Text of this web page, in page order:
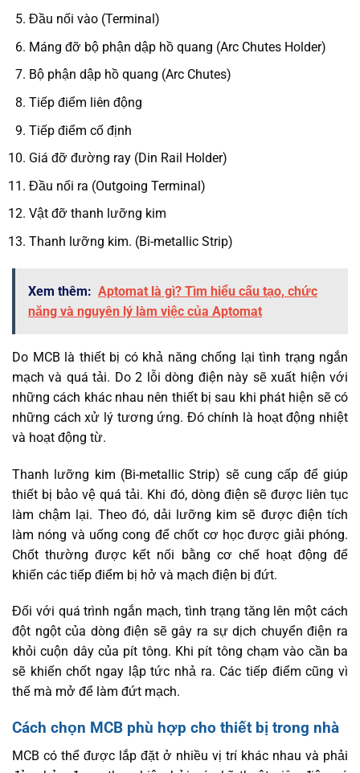
Đầu nối vào (Terminal)
Máng đỡ bộ phận dập hồ quang (Arc Chutes Holder)
Bộ phận dập hồ quang (Arc Chutes)
Tiếp điểm liên động
Tiếp điểm cố định
Giá đỡ đường ray (Din Rail Holder)
Đầu nối ra (Outgoing Terminal)
Vật đỡ thanh lưỡng kim
Thanh lưỡng kim. (Bi-metallic Strip)
Xem thêm: Aptomat là gì? Tìm hiểu cấu tạo, chức
năng và nguyên lý làm việc của Aptomat
Do MCB là thiết bị có khả năng chống lại tình trạng ngắn
mạch và quá tải. Do 2 lỗi dòng điện này sẽ xuất hiện với
những cách khác nhau nên thiết bị sau khi phát hiện sẽ có
những cách xử lý tương ứng. Đó chính là hoạt động nhiệt
và hoạt động từ.
Thanh lưỡng kim (Bi-metallic Strip) sẽ cung cấp để giúp
thiết bị bảo vệ quá tải. Khi đó, dòng điện sẽ được liên tục
làm chậm lại. Theo đó, dải lưỡng kim sẽ được điện tích
làm nóng và uống cong để chốt cơ học được giải phóng.
Chốt thường được kết nối bằng cơ chế hoạt động để
khiến các tiếp điểm bị hở và mạch điện bị đứt.
Đối với quá trình ngắn mạch, tình trạng tăng lên một cách
đột ngột của dòng điện sẽ gây ra sự dịch chuyển điện ra
khỏi cuộn dây của pít tông. Khi pít tông chạm vào cần ba
sẽ khiến chốt ngay lập tức nhả ra. Các tiếp điểm cũng vì
thế mà mở để làm đứt mạch.
Cách chọn MCB phù hợp cho thiết bị trong nhà
MCB có thể được lắp đặt ở nhiều vị trí khác nhau và phải